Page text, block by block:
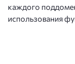
каждого
использования